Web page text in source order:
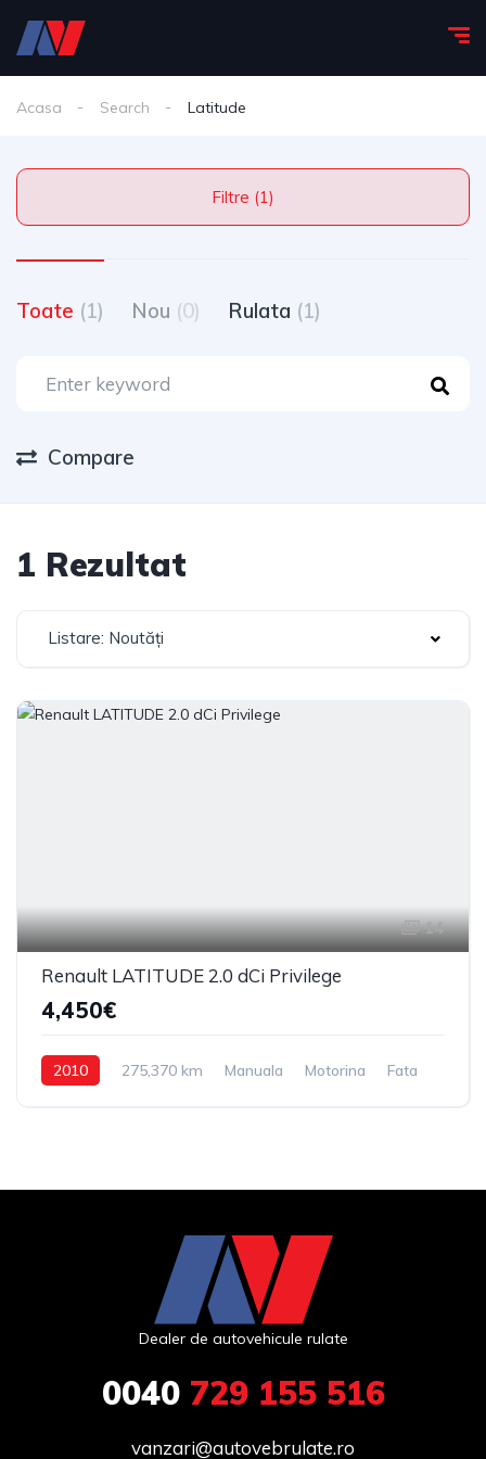
Acasa Search Latitude
Filtre (1)
Toate (1) Nou (0) Rulata (1)
Compare
1 Rezultat
Listare: Noutăți
14
Renault LATITUDE 2.0 dCi Privilege
4,450€
2010 275,370 km Manuala Motorina Fata
Dealer de autovehicule rulate
0040729 155 516
vanzari@autovebrulate.ro